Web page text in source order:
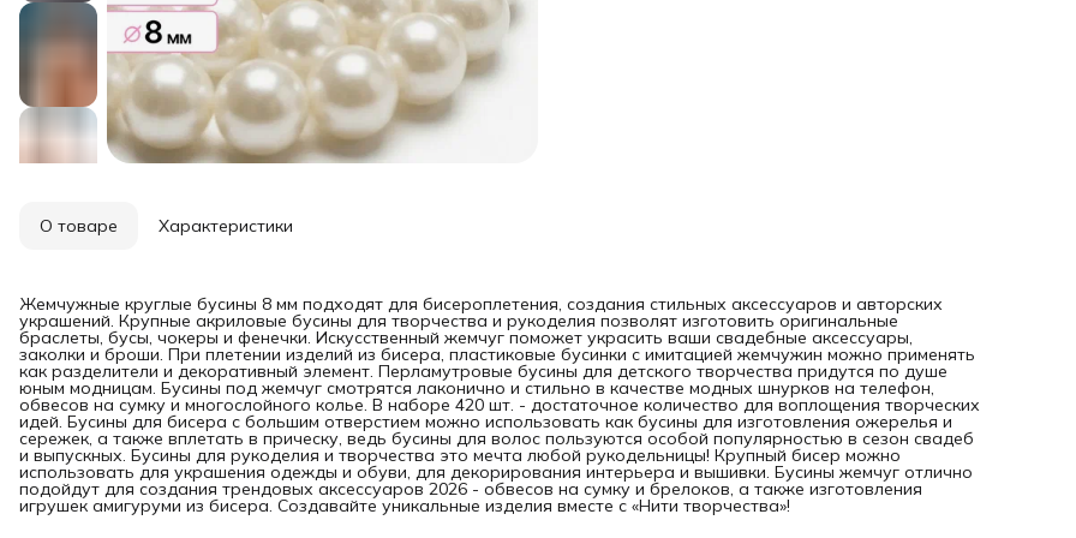
О товаре Характеристики
Жемчужные круглые бусины 8 мм подходят для бисероплетения, создания стильных аксессуаров и авторских
украшений. Крупные акриловые бусины для творчества и рукоделия позволят изготовить оригинальные
браслеты, бусы, чокеры и фенечки. Искусственный жемчуг поможет украсить ваши свадебные аксессуары,
заколки и броши. При плетении изделий из бисера, пластиковые бусинки с имитацией жемчужин можно применять
как разделители и декоративный элемент. Перламутровые бусины для детского творчества придутся по душе
юным модницам. Бусины под жемчуг смотрятся лаконично и стильно в качестве модных шнурков на телефон,
обвесов на сумку и многослойного колье. В наборе 420 шт. - достаточное количество для воплощения творческих
идей. Бусины для бисера с большим отверстием можно использовать как бусины для изготовления ожерелья и
сережек, а также вплетать в прическу, ведь бусины для волос пользуются особой популярностью в сезон свадеб
и выпускных. Бусины для рукоделия и творчества это мечта любой рукодельницы! Крупный бисер можно
использовать для украшения одежды и обуви, для декорирования интерьера и вышивки. Бусины жемчуг отлично
подойдут для создания трендовых аксессуаров 2026 - обвесов на сумку и брелоков, а также изготовления
игрушек амигуруми из бисера. Создавайте уникальные изделия вместе с «Нити творчества»!